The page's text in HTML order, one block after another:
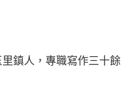
鎮人，專職寫作三十餘